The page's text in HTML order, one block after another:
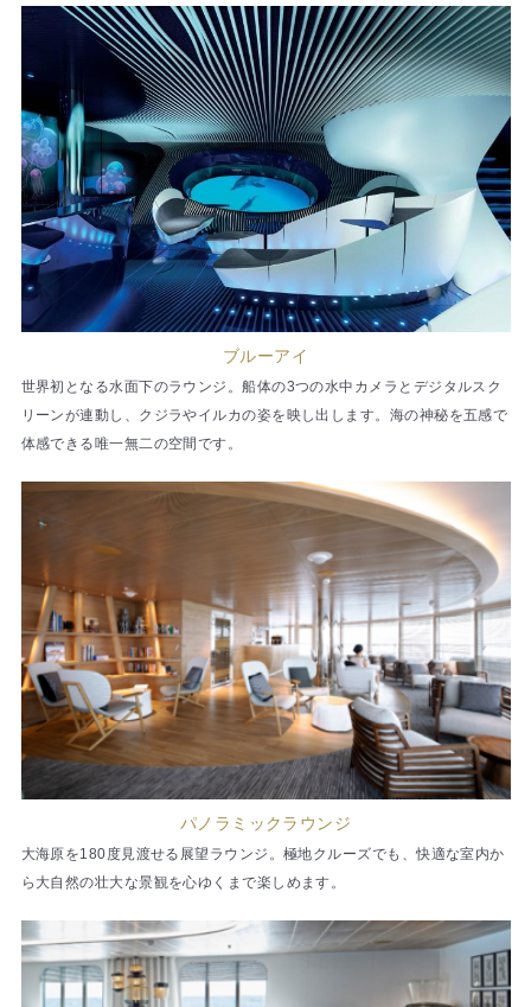
ブルーアイ
世界初となる水面下のラウンジ。船体の3つの水中カメラとデジタルスク
リーンが連動し、クジラやイルカの姿を映し出します。海の神秘を五感で
体感できる唯一無二の空間です。
パノラミックラウンジ
大海原を180度見渡せる展望ラウンジ。極地クルーズでも、快適な室内か
ら大自然の壮大な景観を心ゆくまで楽しめます。